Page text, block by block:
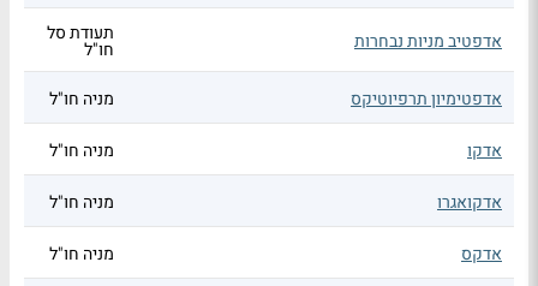
אדפטיב מניות נבחרות תעודת סל
חו"ל
אדפטימיון תרפיוטיקס
מניה חו"ל
אדקו מניה חו"ל
אדקואגרו מניה חו"ל
אדקס מניה חו"ל